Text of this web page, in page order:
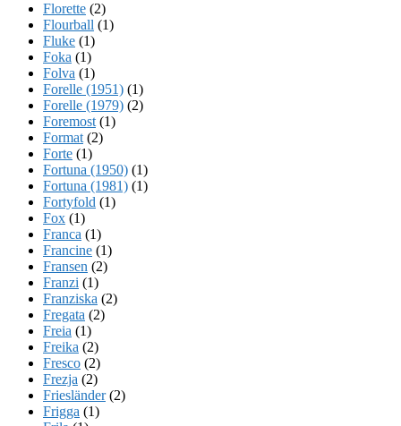
Florette (2)
Flourball (1)
Fluke (1)
Foka (1)
Folva (1)
Forelle (1951) (1)
Forelle (1979) (2)
Foremost (1)
Format (2)
Forte (1)
Fortuna (1950) (1)
Fortuna (1981) (1)
Fortyfold (1)
Fox (1)
Franca (1)
Francine (1)
Fransen (2)
Franzi (1)
Franziska (2)
Fregata (2)
Freia (1)
Freika (2)
Fresco (2)
Frezja (2)
Friesländer(2)
Frigga (1)